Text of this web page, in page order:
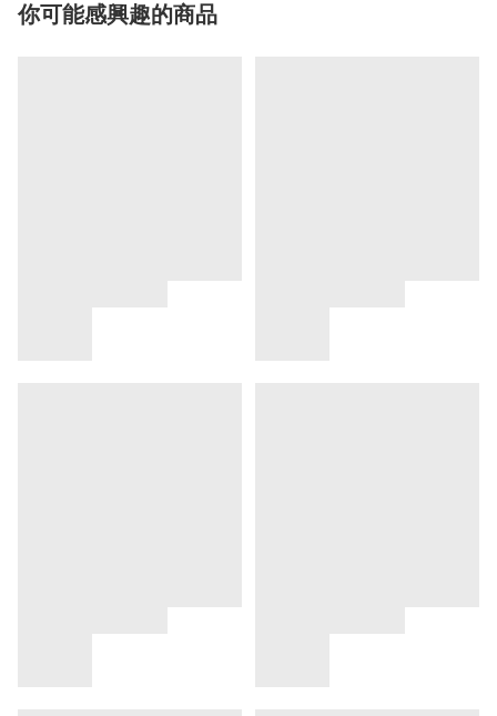
你可能感興趣的商品